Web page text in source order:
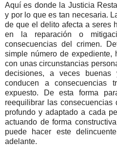
Aquí es donde la Justicia
y por lo que es tan necesaria.
de que el delito afecta a seres
en la reparación o
consecuencias del crimen.
simple número de expediente,
con unas circunstancias
decisiones, a veces
conducen a consecuencias
expuesto. De esta forma
reequilibrar las
profundo y adaptado a cada
actuando de forma
puede hacer este
adelante.